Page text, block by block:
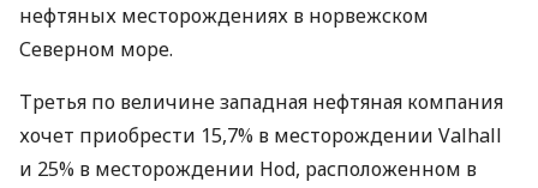
нефтяных месторождениях в норвежском
Северном море.
Третья по величине западная нефтяная компания
хочет приобрести 15,7% в месторождении Valhall
и 25% в месторождении Hod, расположенном в